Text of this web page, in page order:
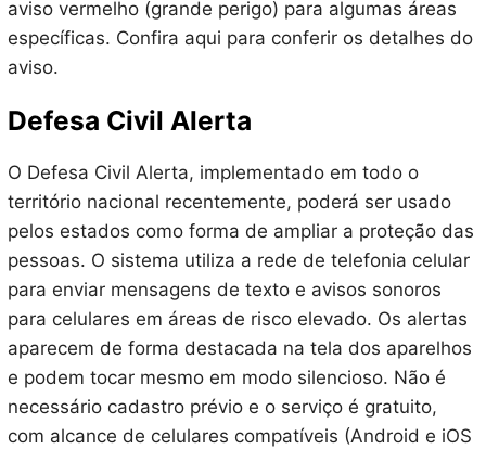
aviso vermelho (grande perigo) para algumas áreas
específicas. Confira aqui para conferir os detalhes do
aviso.
Defesa Civil Alerta
O Defesa Civil Alerta, implementado em todo o
território nacional recentemente, poderá ser usado
pelos estados como forma de ampliar a proteção das
pessoas. O sistema utiliza a rede de telefonia celular
para enviar mensagens de texto e avisos sonoros
para celulares em áreas de risco elevado. Os alertas
aparecem de forma destacada na tela dos aparelhos
e podem tocar mesmo em modo silencioso. Não é
necessário cadastro prévio e o serviço é gratuito,
com alcance de celulares compatíveis (Android e iOS